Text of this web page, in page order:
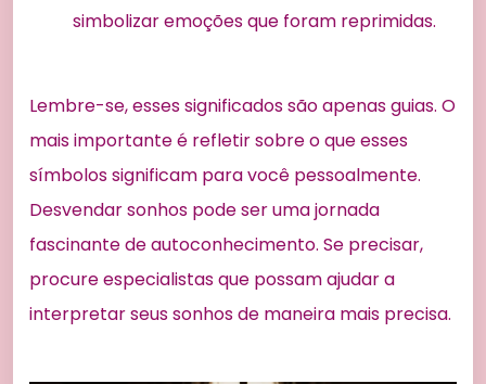
simbolizar emoções que foram reprimidas.
Lembre-se, esses significados são apenas guias. O
mais importante é refletir sobre o que esses
símbolos significam para você pessoalmente.
Desvendar sonhos pode ser uma jornada
fascinante de autoconhecimento. Se precisar,
procure especialistas que possam ajudar a
interpretar seus sonhos de maneira mais precisa.